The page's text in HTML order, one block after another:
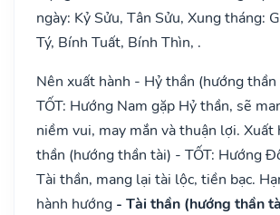
ngày: Kỷ Sửu, Tân Sửu, Xung tháng:
Tý, Bính Tuất, Bính Thìn, .
Nên xuất hành - Hỷ thần (hướng
TỐT: Hướng Nam gặp Hỷ thần, sẽ
niềm vui, may mắn và thuận lợi. Xuất
thần (hướng thần tài) - TỐT: Hướng
Tài thần, mang lại tài lộc, tiền bạc.
hành hướng - Tài thần (hướng thần